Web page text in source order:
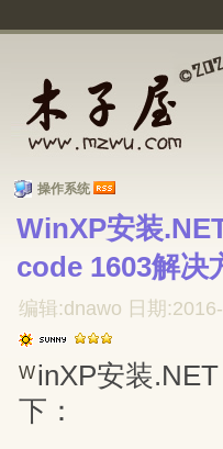
操作系统
WinXP安装
code 1603解决
编辑:dnawo 日期
W inXP安装
下：